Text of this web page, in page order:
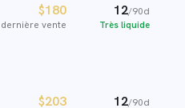
$180
dernière vente
12/90d
Très liquide
$203 12/90d